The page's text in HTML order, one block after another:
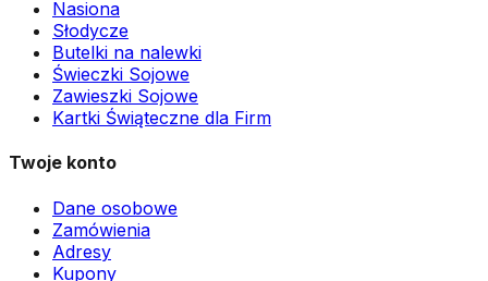
Nasiona
Słodycze
Butelki na nalewki
Świeczki Sojowe
Zawieszki Sojowe
Kartki Świąteczne dla Firm
Twoje konto
Dane osobowe
Zamówienia
Adresy
Kupony